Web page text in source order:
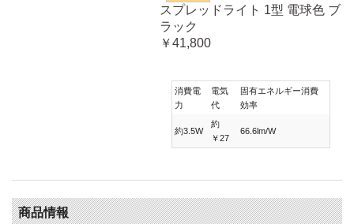
スプレッドライト 1型 電球色 ブ
ラック
￥41,800
消費電
力
電気
代
固有エネルギー消費
効率
約3.5W
約
￥27
66.6lm/W
商品情報